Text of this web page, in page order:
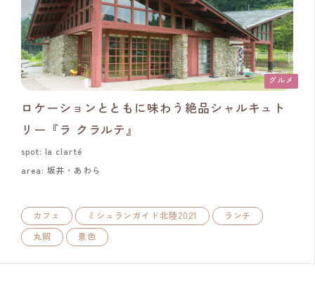
グルメ
ロケーションとともに味わう絶品シャルキュト
リー『ラ クラルテ』
spot: la clarté
area: 坂井・あわら
カフェ ミシュランガイド北陸2021
ランチ
丸岡
景色